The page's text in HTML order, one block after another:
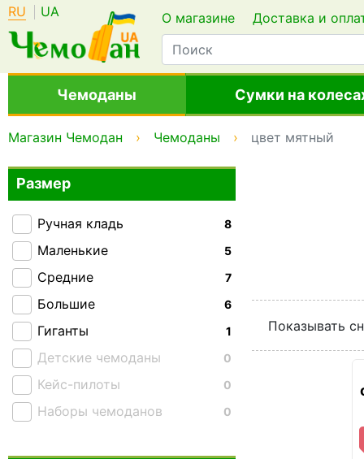
RU UA О магазине Доставка и
Чемоданы Сумки на
Магазин Чемодан Чемоданы цвет мятный
Показывать
Размер
8
Ручная кладь
5
Маленькие
7
Средние
6
Большие
1
Гиганты
0
Детские чемоданы
0
Кейс-пилоты
0
Наборы чемоданов